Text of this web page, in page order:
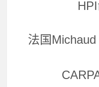
法国